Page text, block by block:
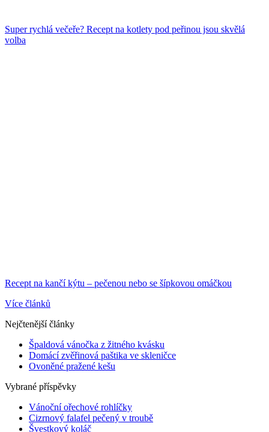
Super rychlá večeře? Recept na kotlety pod peřinou jsou skvělá
volba
Recept na kančí kýtu – pečenou nebo se šípkovou omáčkou
Více článků
Nejčtenější články
Špaldová vánočka z žitného kvásku
Domácí zvěřinová paštika ve skleničce
Ovoněné pražené kešu
Vybrané příspěvky
Vánoční ořechové rohlíčky
Cizrnový falafel pečený v troubě
Švestkový koláč